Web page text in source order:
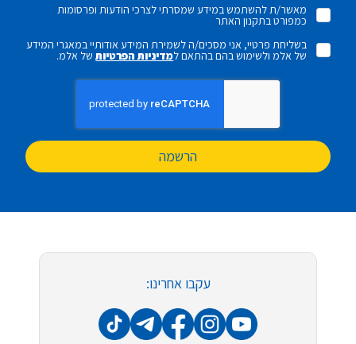
מאשר/ת להשתמש במידע שמסרתי לצרכי הודעות ופרסומות
כמפורט בתקנון האתר
בשליחת פרטיי, אני מסכים/ה לשמירת המידע אודותיי במאגרי המידע
של אלמ ולשימוש בהם בהתאם למדיניות הפרטיותשל אלמ.
הרשמה
עקבו אחרינו: